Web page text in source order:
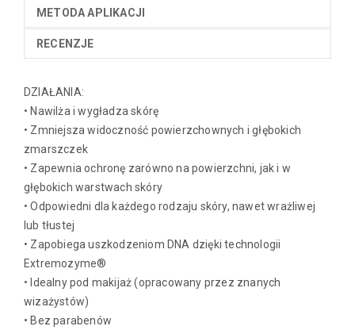
METODA APLIKACJI
RECENZJE
DZIAŁANIA:
• Nawilża i wygładza skórę
• Zmniejsza widoczność powierzchownych i głębokich
zmarszczek
• Zapewnia ochronę zarówno na powierzchni, jak i w
głębokich warstwach skóry
• Odpowiedni dla każdego rodzaju skóry, nawet wrażliwej
lub tłustej
• Zapobiega uszkodzeniom DNA dzięki technologii
Extremozyme®
• Idealny pod makijaż (opracowany przez znanych
wizażystów)
• Bez parabenów